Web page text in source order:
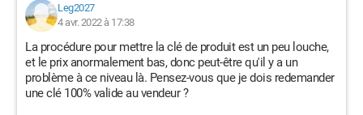
Leg2027
4 avr. 2022 à 17:38
La procédure pour mettre la clé de produit est un peu louche,
et le prix anormalement bas, donc peut-être qu'il y a un
problème à ce niveau là. Pensez-vous que je dois redemander
une clé 100% valide au vendeur ?